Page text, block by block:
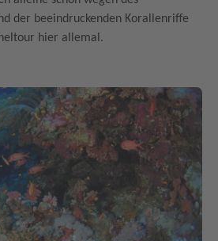
der beeindruckenden Korallenriffe
hier allemal.